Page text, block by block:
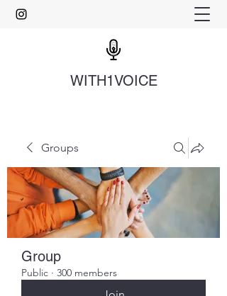
WITH1VOICE
Groups
Group
Public · 300 members